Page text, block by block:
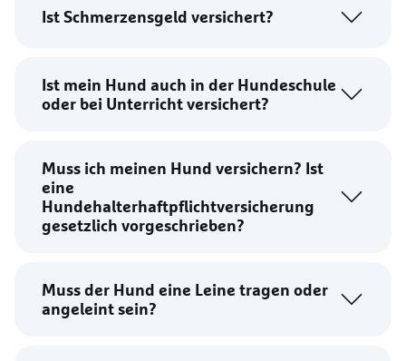
Ist Schmerzensgeld versichert?
Ist mein Hund auch in der Hundeschule
oder bei Unterricht versichert?
Muss ich meinen Hund versichern? Ist
eine
Hundehalterhaftpflichtversicherung
gesetzlich vorgeschrieben?
Muss der Hund eine Leine tragen oder
angeleint sein?